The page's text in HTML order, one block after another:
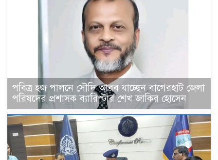
পবিত্র হজ পালনে সৌদি আরব যাচ্ছেন বাগেরহাট জেলা
পরিষদের প্রশাসক ব্যারিস্টার শেখ জাকির হোসেন